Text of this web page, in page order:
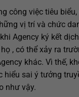
công việc tiêu
vị trí và chức
Agency ký kết
, có thể xảy ra
khác. Vì thế,
hiểu sai ý tưởng
như vậy.